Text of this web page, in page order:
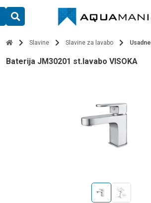
content
Slavine Slavine za lavabo Usadne
baterija JM30201 st.lavabo VISOKA